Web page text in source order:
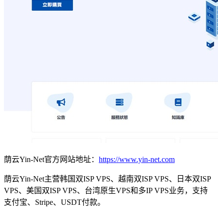
荫云Yin-Net官方网站地址： https://www.yin-net.com
荫云Yin-Net主营韩国双ISP VPS、越南双ISP VPS、日本双ISP
VPS、美国双ISP VPS、台湾原生VPS和多IP VPS业务，支持
支付宝、Stripe、USDT付款。